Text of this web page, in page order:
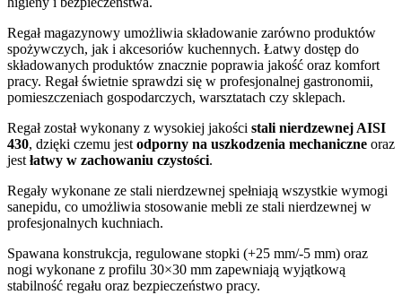
Regał magazynowy umożliwia składowanie zarówno produktów
spożywczych, jak i akcesoriów kuchennych. Łatwy dostęp do
składowanych produktów znacznie poprawia jakość oraz komfort
pracy. Regał świetnie sprawdzi się w profesjonalnej gastronomii,
pomieszczeniach gospodarczych, warsztatach czy sklepach.
Regał został wykonany z wysokiej jakości stali nierdzewnej AISI
430, dzięki czemu jest odporny na uszkodzenia mechaniczne oraz
jest łatwy w zachowaniu czystości.
Regały wykonane ze stali nierdzewnej spełniają wszystkie wymogi
sanepidu, co umożliwia stosowanie mebli ze stali nierdzewnej w
profesjonalnych kuchniach.
Spawana konstrukcja, regulowane stopki (+25 mm/-5 mm) oraz
nogi wykonane z profilu 30×30 mm zapewniają wyjątkową
stabilność regału oraz bezpieczeństwo pracy.